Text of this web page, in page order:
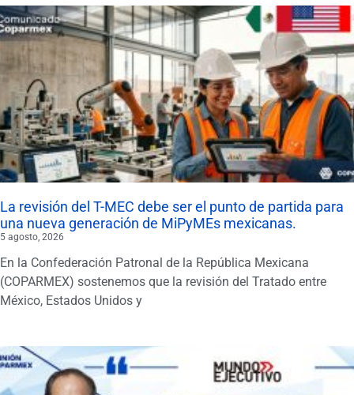
La revisión del T-MEC debe ser el punto de partida para
una nueva generación de MiPyMEs mexicanas.
5 agosto, 2026
En la Confederación Patronal de la República Mexicana
(COPARMEX) sostenemos que la revisión del Tratado entre
México, Estados Unidos y